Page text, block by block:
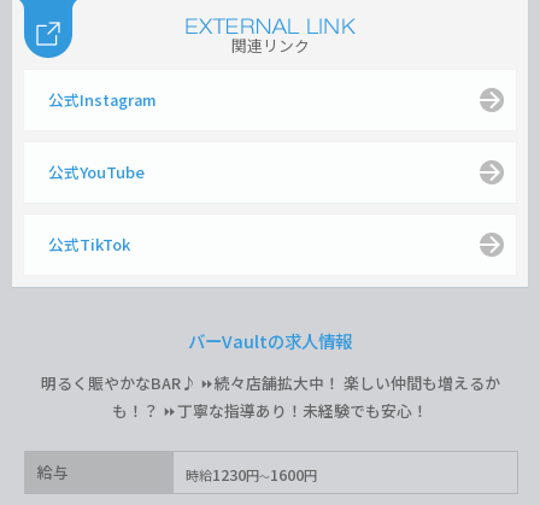
関連リンク
公式Instagram
公式YouTube
公式TikTok
バーVaultの求人情報
明るく賑やかなBAR♪ ⏩続々店舗拡大中！ 楽しい仲間も増えるか
も！？ ⏩丁寧な指導あり！未経験でも安心！
給与 時給1230円 1600円